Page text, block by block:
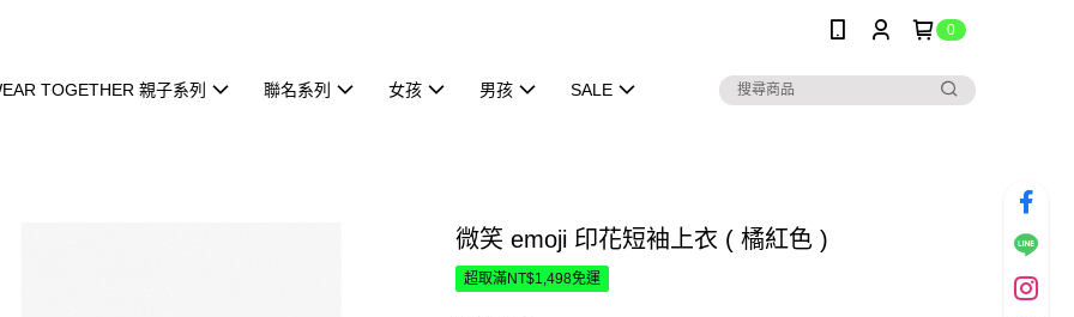
0
TOGETHER 親子系列 聯名系列 女孩 男孩 SALE
微笑 emoji 印花短袖上衣 ( 橘紅色 )
超取滿NT$1,498免運